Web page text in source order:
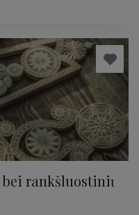
rankšluostinių